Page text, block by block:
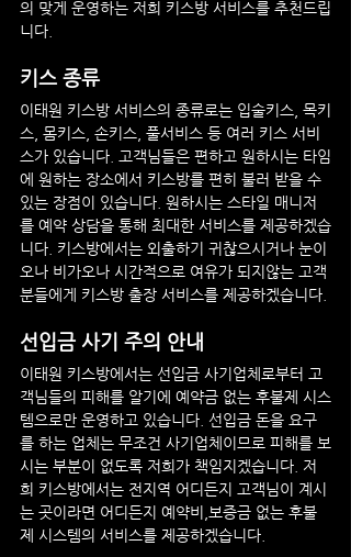
의 맞게 운영하는 저희 키스방 서비스를 추천드립
니다.
키스 종류
이태원 키스방 서비스의 종류로는 입술키스, 목키
스, 몸키스, 손키스, 풀서비스 등 여러 키스 서비
스가 있습니다. 고객님들은 편하고 원하시는 타임
에 원하는 장소에서 키스방를 편히 불러 받을 수
있는 장점이 있습니다. 원하시는 스타일 매니저
를 예약 상담을 통해 최대한 서비스를 제공하겠습
니다. 키스방에서는 외출하기 귀찮으시거나 눈이
오나 비가오나 시간적으로 여유가 되지않는 고객
분들에게 키스방 출장 서비스를 제공하겠습니다.
선입금 사기 주의 안내
이태원 키스방에서는 선입금 사기업체로부터 고
객님들의 피해를 알기에 예약금 없는 후불제 시스
템으로만 운영하고 있습니다. 선입금 돈을 요구
를 하는 업체는 무조건 사기업체이므로 피해를 보
시는 부분이 없도록 저희가 책임지겠습니다. 저
희 키스방에서는 전지역 어디든지 고객님이 계시
는 곳이라면 어디든지 예약비,보증금 없는 후불
제 시스템의 서비스를 제공하겠습니다.